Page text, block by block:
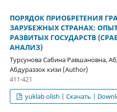
ПОРЯДОК ПРИОБРЕТЕНИЯ
ЗАРУБЕЖНЫХ СТРАНАХ:
РАЗВИТЫХ ГОСУДАРСТВ
АНАЛИЗ)
Турсунова Сабина Равшановна,
Абдураззок кизи (Author)
411-421
yuklab olish | Скачать |